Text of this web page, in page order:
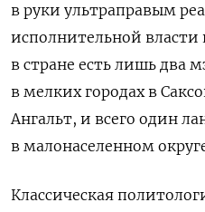
в руки ультраправым
исполнительной власти
в стране есть лишь два
в мелких городах в
Ангальт, и всего один
в малонаселенном
Классическая